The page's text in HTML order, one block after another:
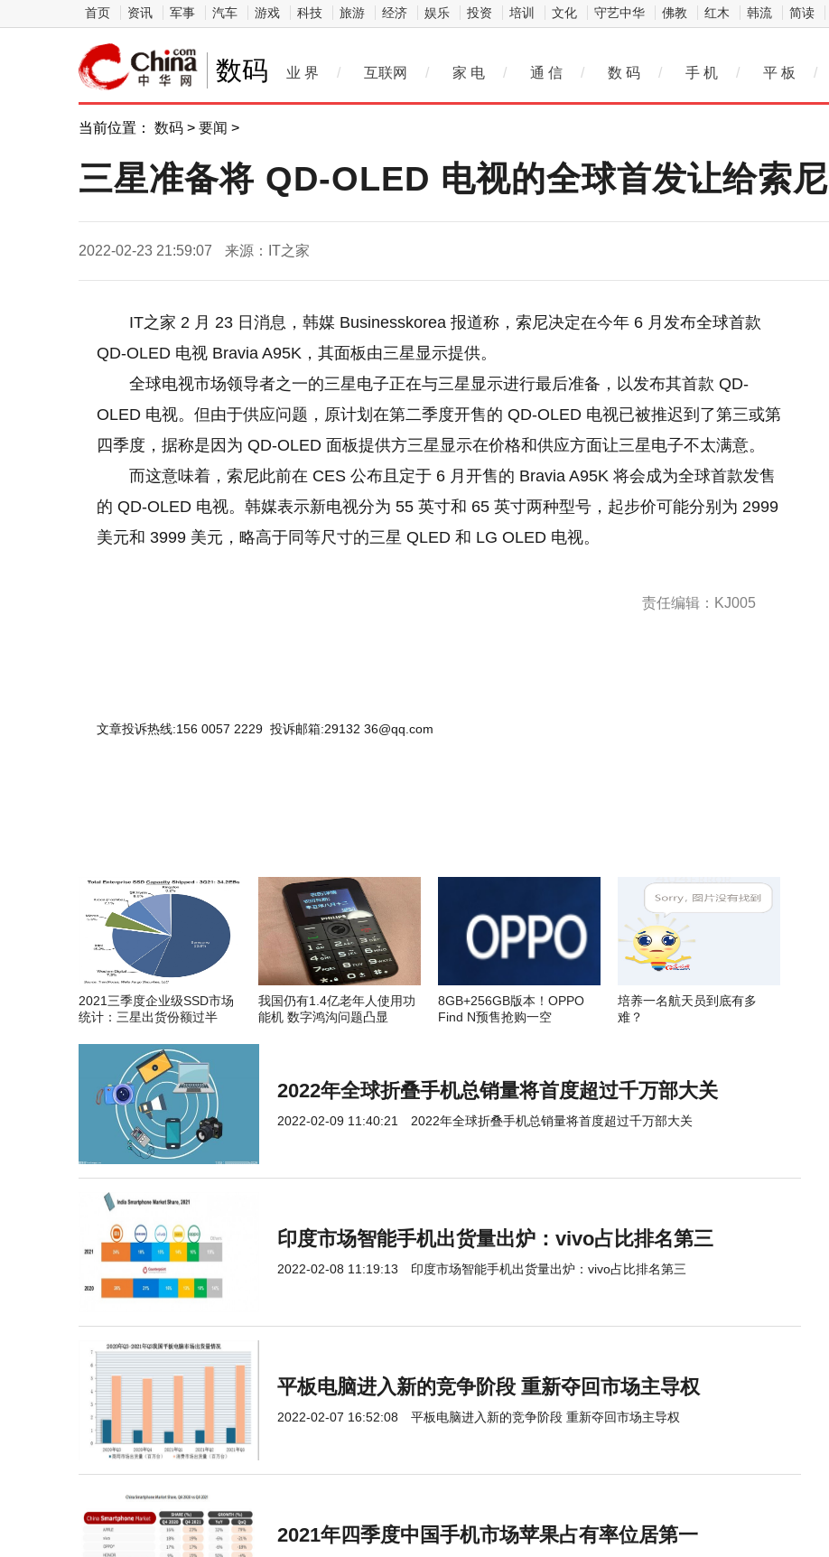
首页 资讯 军事 汽车 游戏 科技 旅游 经济 娱乐 投资 培训 文化 守艺中华 佛教 红木 韩流 简读
数码 业 界 / 互联网 / 家 电 / 通 信 / 数 码 / 手 机 / 平 板 /
当前位置： 数码 > 要闻 >
三星准备将 QD-OLED 电视的全球首发让给索尼
2022-02-23 21:59:07 来源：IT之家
IT之家 2 月 23 日消息，韩媒 Businesskorea 报道称，索尼决定在今年 6 月发布全球首款
QD-OLED 电视 Bravia A95K，其面板由三星显示提供。
全球电视市场领导者之一的三星电子正在与三星显示进行最后准备，以发布其首款 QD-
OLED 电视。但由于供应问题，原计划在第二季度开售的 QD-OLED 电视已被推迟到了第三或第
四季度，据称是因为 QD-OLED 面板提供方三星显示在价格和供应方面让三星电子不太满意。
而这意味着，索尼此前在 CES 公布且定于 6 月开售的 Bravia A95K 将会成为全球首款发售
的 QD-OLED 电视。韩媒表示新电视分为 55 英寸和 65 英寸两种型号，起步价可能分别为 2999
美元和 3999 美元，略高于同等尺寸的三星 QLED 和 LG OLED 电视。
责任编辑：KJ005
文章投诉热线:156 0057 2229 投诉邮箱:29132 36@qq.com
2021三季度企业级SSD市场
统计：三星出货份额过半
我国仍有1.4亿老年人使用功
能机 数字鸿沟问题凸显
8GB+256GB版本！OPPO
Find N预售抢购一空
培养一名航天员到底有多
难？
2022年全球折叠手机总销量将首度超过千万部大关
2022-02-09 11:40:21 2022年全球折叠手机总销量将首度超过千万部大关
印度市场智能手机出货量出炉：vivo占比排名第三
2022-02-08 11:19:13 印度市场智能手机出货量出炉：vivo占比排名第三
平板电脑进入新的竞争阶段 重新夺回市场主导权
2022-02-07 16:52:08 平板电脑进入新的竞争阶段 重新夺回市场主导权
2021年四季度中国手机市场苹果占有率位居第一